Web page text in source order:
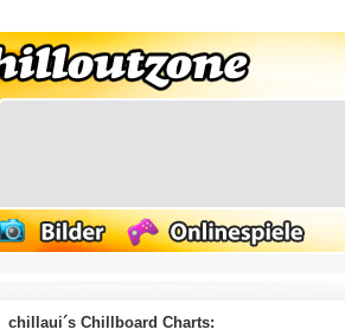
chillaui´s Chillboard Charts: